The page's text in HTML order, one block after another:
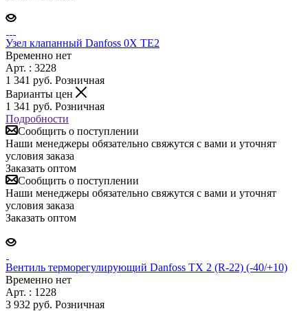
Узел клапанный Danfoss 0X ТЕ2
Временно нет
Арт. : 3228
1 341 руб. Розничная
Варианты цен
1 341 руб. Розничная
Подробности
Сообщить о поступлении
Наши менеджеры обязательно свяжутся с вами и уточнят
условия заказа
Заказать оптом
Сообщить о поступлении
Наши менеджеры обязательно свяжутся с вами и уточнят
условия заказа
Заказать оптом
Вентиль терморегулирующий Danfoss ТХ 2 (R-22) (-40/+10)
Временно нет
Арт. : 1228
3 932 руб. Розничная